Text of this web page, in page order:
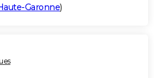
Garonne)